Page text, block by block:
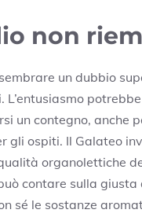
non
un dubbio
L’entusiasmo
un contegno, anche
gli ospiti. Il Galateo
organolettiche
contare sulla giusta
sé le sostanze